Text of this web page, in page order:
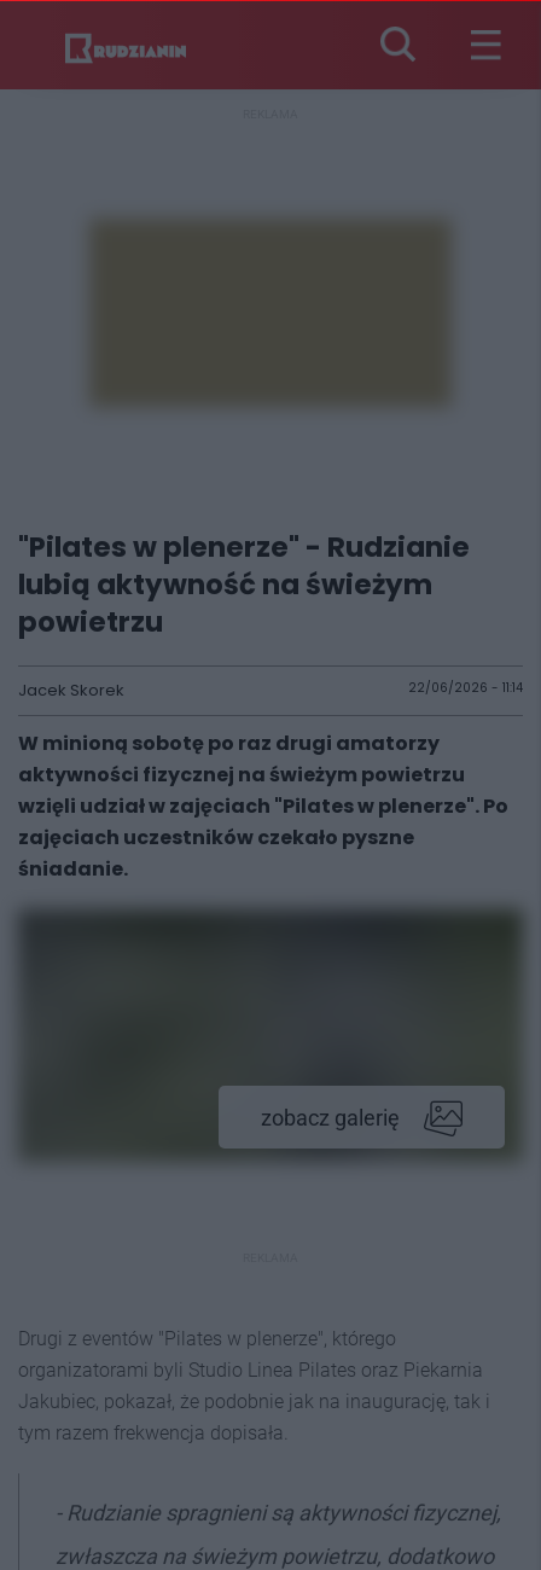
"Pilates w plenerze" - Rudzianie
lubią aktywność na świeżym
powietrzu
Jacek Skorek 22/06/2026 - 11:14
W minioną sobotę po raz drugi amatorzy
aktywności fizycznej na świeżym powietrzu
wzięli udział w zajęciach "Pilates w plenerze". Po
zajęciach uczestników czekało pyszne
śniadanie.
zobacz galerię
Drugi z eventów "Pilates w plenerze", którego
organizatorami byli Studio Linea Pilates oraz Piekarnia
Jakubiec, pokazał, że podobnie jak na inaugurację, tak i
tym razem frekwencja dopisała.
- Rudzianie spragnieni są aktywności fizycznej,
zwłaszcza na świeżym powietrzu, dodatkowo